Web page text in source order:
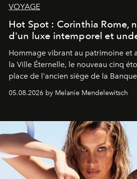
VOYAGE
Hot Spot : Corinthia Rome,
d'un luxe intemporel et
Hommage vibrant au patrimoine et
la Ville Éternelle, le nouveau cinq
place de l'ancien siège de la
de vivre Romain dans toute son
05.08.2026 by Melanie Mendelewitsch